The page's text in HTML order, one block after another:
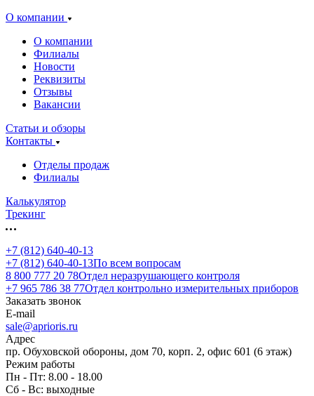
О компании
О компании
Филиалы
Новости
Реквизиты
Отзывы
Вакансии
Статьи и обзоры
Контакты
Отделы продаж
Филиалы
Калькулятор
Трекинг
+7 (812) 640-40-13
+7 (812) 640-40-13По всем вопросам
8 800 777 20 78Отдел неразрушающего контроля
+7 965 786 38 77Отдел контрольно измерительных приборов
Заказать звонок
E-mail
sale@aprioris.ru
Адрес
пр. Обуховской обороны, дом 70, корп. 2, офис 601 (6 этаж)
Режим работы
Пн - Пт: 8.00 - 18.00
Сб - Вс: выходные